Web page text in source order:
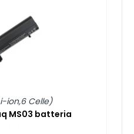
ion,6 Celle)
MS03 batteria